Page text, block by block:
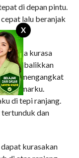
X
di depan pintu.
lalu beranjak
ketika kurasa
membalikkan
ia mengangkat
kamarku.
di tepi ranjang.
tertunduk dan
kurasakan